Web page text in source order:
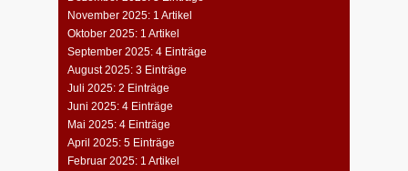
November 2025: 1 Artikel
Oktober 2025: 1 Artikel
September 2025: 4 Einträge
August 2025: 3 Einträge
Juli 2025: 2 Einträge
Juni 2025: 4 Einträge
Mai 2025: 4 Einträge
April 2025: 5 Einträge
Februar 2025: 1 Artikel